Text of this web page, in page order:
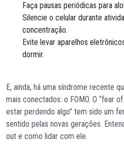
Faça pausas periódicas para
Silencie o celular durante
concentração.
Evite levar aparelhos
dormir.
E, ainda, há uma síndrome recente
mais conectados: o FOMO. O “fear
estar perdendo algo” tem sido um
sentido pelas novas gerações.
out e como lidar com ele.